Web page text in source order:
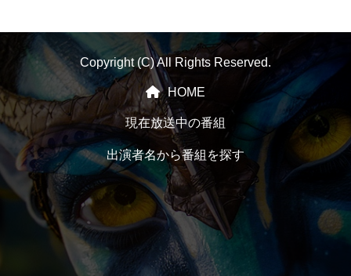
Copyright (C) All Rights Reserved.
HOME
現在放送中の番組
出演者名から番組を探す